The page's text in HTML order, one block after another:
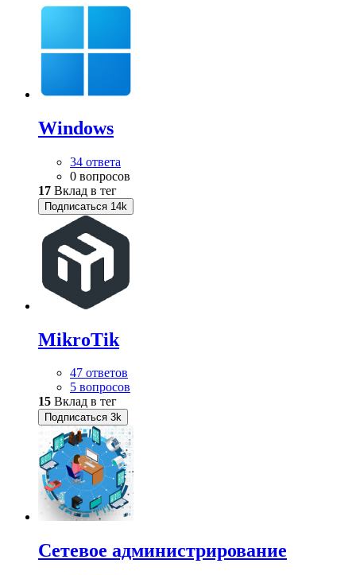
Windows
34 ответа
0 вопросов
17 Вклад в тег
Подписаться 14k
MikroTik
47 ответов
5 вопросов
15 Вклад в тег
Подписаться 3k
Сетевое администрирование